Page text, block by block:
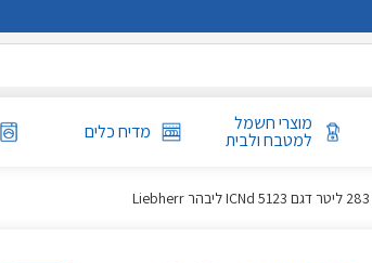
מוצרי חשמל
למטבח ולבית מדיח כלים